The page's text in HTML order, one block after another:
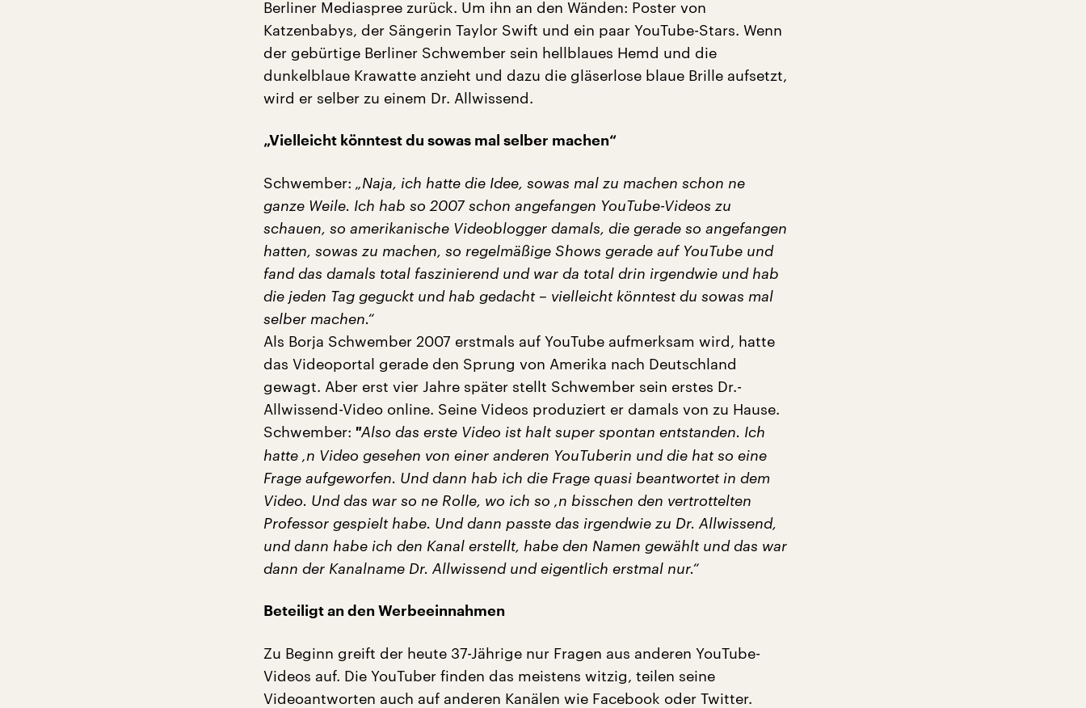
Berliner Mediaspree zurück. Um ihn an den Wänden: Poster von
Katzenbabys, der Sängerin Taylor Swift und ein paar YouTube-Stars. Wenn
der gebürtige Berliner Schwember sein hellblaues Hemd und die
dunkelblaue Krawatte anzieht und dazu die gläserlose blaue Brille aufsetzt,
wird er selber zu einem Dr. Allwissend.
„Vielleicht könntest du sowas mal selber machen“
Schwember: „Naja, ich hatte die Idee, sowas mal zu machen schon ne
ganze Weile. Ich hab so 2007 schon angefangen YouTube-Videos zu
schauen, so amerikanische Videoblogger damals, die gerade so angefangen
hatten, sowas zu machen, so regelmäßige Shows gerade auf YouTube und
fand das damals total faszinierend und war da total drin irgendwie und hab
die jeden Tag geguckt und hab gedacht – vielleicht könntest du sowas mal
selber machen.“
Als Borja Schwember 2007 erstmals auf YouTube aufmerksam wird, hatte
das Videoportal gerade den Sprung von Amerika nach Deutschland
gewagt. Aber erst vier Jahre später stellt Schwember sein erstes Dr.-
Allwissend-Video online. Seine Videos produziert er damals von zu Hause.
Schwember: "Also das erste Video ist halt super spontan entstanden. Ich
hatte ‚n Video gesehen von einer anderen YouTuberin und die hat so eine
Frage aufgeworfen. Und dann hab ich die Frage quasi beantwortet in dem
Video. Und das war so ne Rolle, wo ich so ‚n bisschen den vertrottelten
Professor gespielt habe. Und dann passte das irgendwie zu Dr. Allwissend,
und dann habe ich den Kanal erstellt, habe den Namen gewählt und das war
dann der Kanalname Dr. Allwissend und eigentlich erstmal nur.“
Beteiligt an den Werbeeinnahmen
Zu Beginn greift der heute 37-Jährige nur Fragen aus anderen YouTube-
Videos auf. Die YouTuber finden das meistens witzig, teilen seine
Videoantworten auch auf anderen Kanälen wie Facebook oder Twitter.